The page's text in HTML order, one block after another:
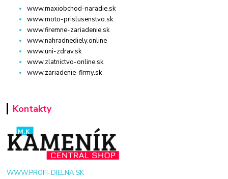
www.maxiobchod-naradie.sk
www.moto-prislusenstvo.sk
www.firemne-zariadenie.sk
www.nahradnediely.online
www.uni-zdrav.sk
www.zlatnictvo-online.sk
www.zariadenie-firmy.sk
Kontakty
WWW.PROFI-DIELNA.SK